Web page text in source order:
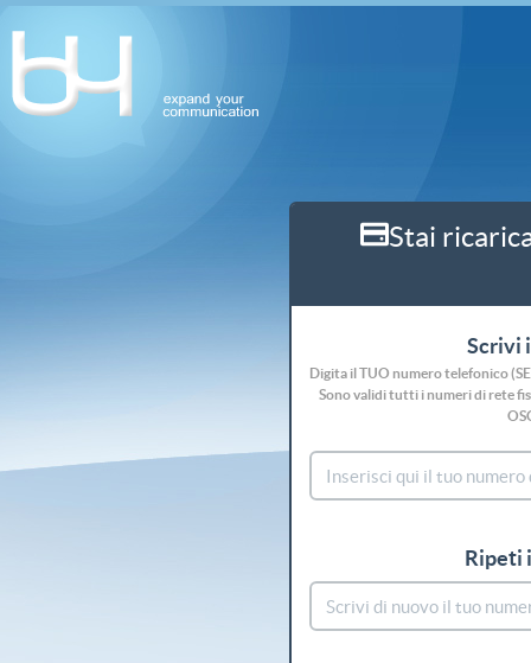
Stai
Scrivi
Digita il TUO numero telefonico
Sono validi tutti i numeri di rete
Ripeti